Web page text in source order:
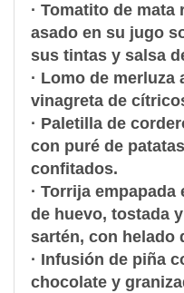
· Tomatito de mata
asado en su jugo
sus tintas y salsa
· Lomo de merluza
vinagreta de
· Paletilla de
con puré de
confitados.
· Torrija empapada
de huevo, tostada
sartén, con helado
· Infusión de piña
chocolate y